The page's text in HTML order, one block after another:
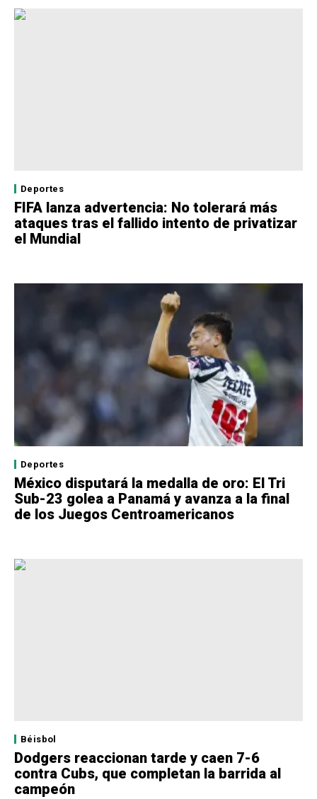
Deportes
FIFA lanza advertencia: No tolerará más
ataques tras el fallido intento de privatizar
el Mundial
Deportes
México disputará la medalla de oro: El Tri
Sub-23 golea a Panamá y avanza a la final
de los Juegos Centroamericanos
Béisbol
Dodgers reaccionan tarde y caen 7-6
contra Cubs, que completan la barrida al
campeón